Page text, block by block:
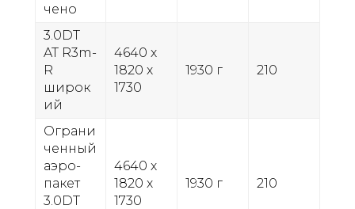
чено
3.0DT
AT R3m-
R
широк
ий
4640 х
1820 х
1730
1930 г 210
Ограни
ченный
аэро-
пакет
3.0DT
4640 х
1820 х
1730
1930 г 210